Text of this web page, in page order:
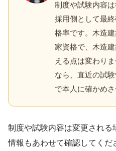
制度や試験内容
採用側として最
格率です。木造
家資格で、木造
える点は変わり
なら、直近の試
で本人に確かめ
制度や試験内容は変更され
情報もあわせて確認してくだ